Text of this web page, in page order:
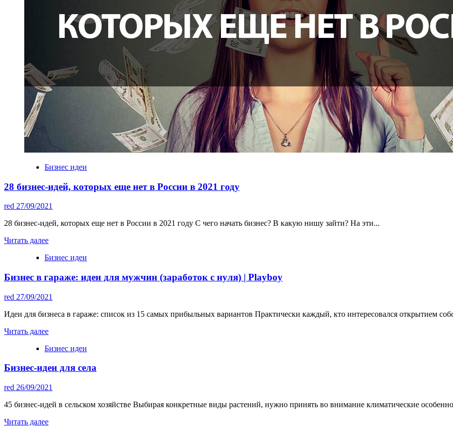
Бизнес идеи
28 бизнес-идей, которых еще нет в России в 2021 году
red 27/09/2021
28 бизнес-идей, которых еще нет в России в 2021 году С чего начать бизнес? В какую нишу зайти? На эти...
Читать далее
Бизнес идеи
Бизнес в гараже: идеи для мужчин (заработок с нуля) | Playboy
red 27/09/2021
Идеи для бизнеса в гараже: список из 15 самых прибыльных вариантов Практически каждый, кто интересовался открытием
Читать далее
Бизнес идеи
Бизнес-идеи для села
red 26/09/2021
45 бизнес-идей в сельском хозяйстве Выбирая конкретные виды растений, нужно принять во внимание климатические
Читать далее